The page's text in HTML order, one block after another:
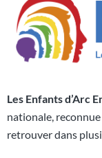
Les Enfants d’Arc
nationale,
retrouver dans